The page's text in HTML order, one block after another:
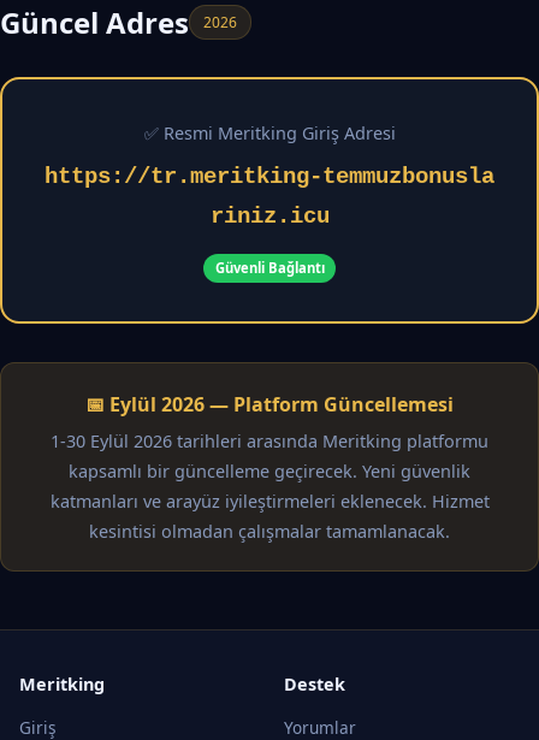
Güncel Adres 2026
✅ Resmi Meritking Giriş Adresi
https://tr.meritking-temmuzbonusla
riniz.icu
Güvenli Bağlantı
📅 Eylül 2026 — Platform Güncellemesi
1-30 Eylül 2026 tarihleri arasında Meritking platformu
kapsamlı bir güncelleme geçirecek. Yeni güvenlik
katmanları ve arayüz iyileştirmeleri eklenecek. Hizmet
kesintisi olmadan çalışmalar tamamlanacak.
Meritking
Giriş
Destek
Yorumlar